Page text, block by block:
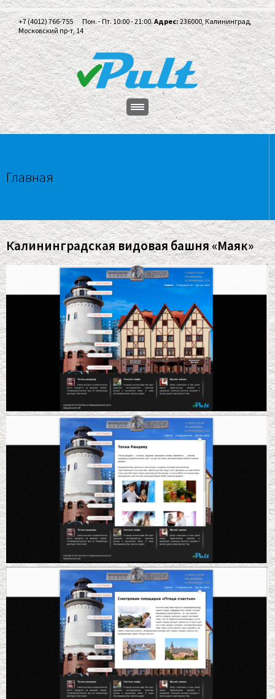
+7 (4012) 766-755 Пон. - Пт. 10:00 - 21:00.Адрес:236000, Калининград,
Московский пр-т, 14
Главная
Калининградская видовая башня «Маяк»